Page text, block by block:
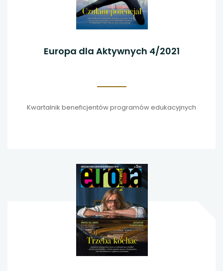
Europa dla Aktywnych 4/2021
Kwartalnik beneficjentów programów edukacyjnych